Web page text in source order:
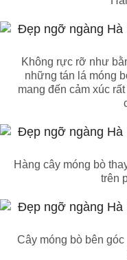
Không rực rỡ như
những tán lá móng
mang đến cảm xúc
Hàng cây móng bò
trên
Cây móng bò bên